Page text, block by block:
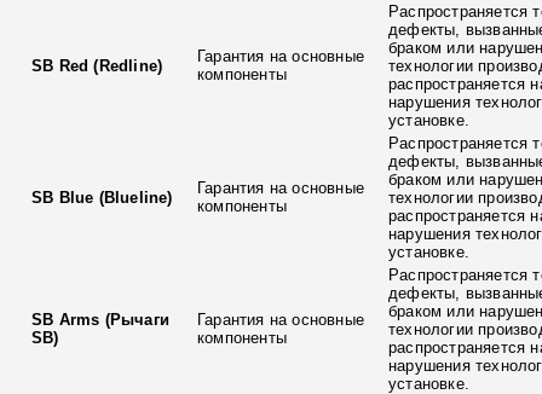
SB Red (Redline)
Гарантия на основные
компоненты
Распространяется
дефекты,
браком или
технологии
распространяется
нарушения
установке.
SB Blue (Blueline)
Гарантия на основные
компоненты
Распространяется
дефекты,
браком или
технологии
распространяется
нарушения
установке.
SB Arms (Рычаги
SB)
Гарантия на основные
компоненты
Распространяется
дефекты,
браком или
технологии
распространяется
нарушения
установке.